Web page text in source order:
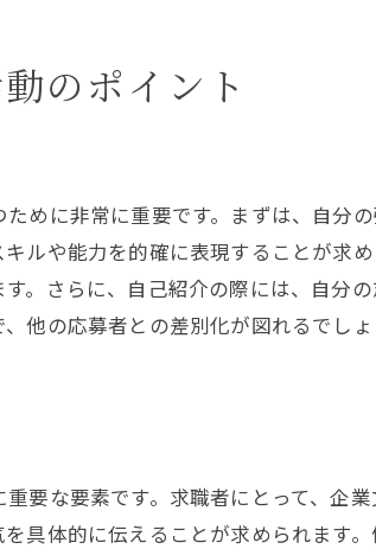
の実施方法
た応募促進
法
戦略実践
改善の手法
ィングの強化
学習の推進
のポイント
めに非常に重要です。まずは、自分
ルや能力を的確に表現することが求
さらに、自己紹介の際には、自分の
他の応募者との差別化が図れるでし
要な要素です。求職者にとって、企
具体的に伝えることが求められます